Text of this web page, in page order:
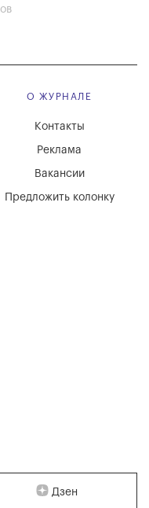
О ЖУРНАЛЕ
Вакансии
Реклама
Контакты
Предложить колонку
Дзен